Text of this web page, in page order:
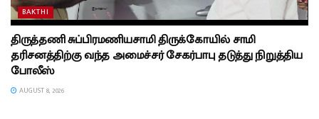
BAKTHI
திருத்தணி சுப்பிரமணியசாமி திருக்கோயில் சாமி
தரிசனத்திற்கு வந்த அமைச்சர் சேகர்பாபு தடுத்து நிறுத்திய
போலீஸ்
AUGUST 8, 2026